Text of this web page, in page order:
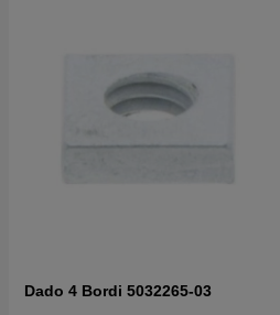
Dado 4 Bordi 5032265-03